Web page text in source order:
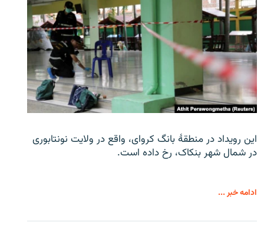
این رویداد در منطقۀ بانگ کروای، واقع در ولایت نونتابوری
در شمال شهر بنکاک، رخ داده است.
ادامه خبر ...